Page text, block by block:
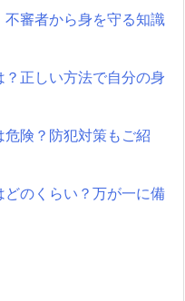
審者から身を守る知識
正しい方法で自分の身
険？防犯対策もご紹
のくらい？万が一に備